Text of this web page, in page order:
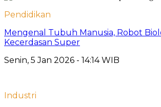
Pendidikan
Mengenal Tubuh Manusia, Robot
Kecerdasan Super
Senin, 5 Jan 2026 - 14:14 WIB
Industri